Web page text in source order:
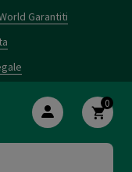
Garantiti
0